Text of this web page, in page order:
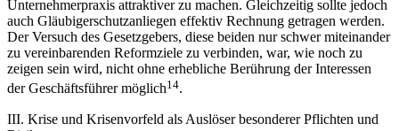
Unternehmerpraxis attraktiver zu machen. Gleichzeitig sollte jedoch
auch Gläubigerschutzanliegen effektiv Rechnung getragen werden.
Der Versuch des Gesetzgebers, diese beiden nur schwer miteinander
zu vereinbarenden Reformziele zu verbinden, war, wie noch zu
zeigen sein wird, nicht ohne erhebliche Berührung der Interessen
der Geschäftsführer möglich14.
III. Krise und Krisenvorfeld als Auslöser besonderer Pflichten und